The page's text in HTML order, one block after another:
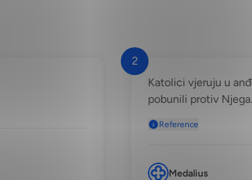
2
Katolici vjeruju u
pobunili protiv Njega.
Reference
Medalius